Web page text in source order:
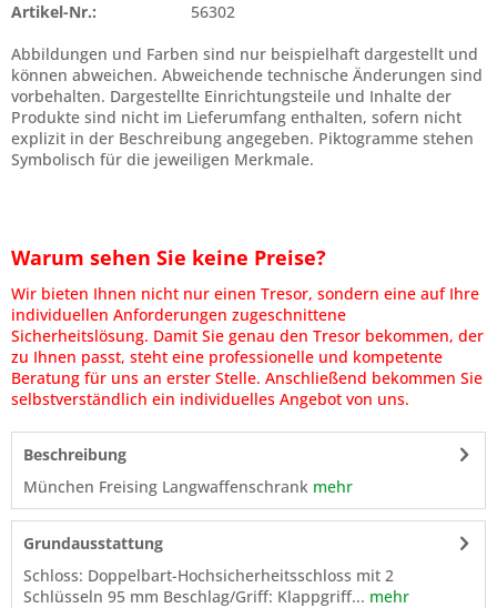
Artikel-Nr.:
56302
Abbildungen und Farben sind nur beispielhaft dargestellt und
können abweichen. Abweichende technische Änderungen sind
vorbehalten. Dargestellte Einrichtungsteile und Inhalte der
Produkte sind nicht im Lieferumfang enthalten, sofern nicht
explizit in der Beschreibung angegeben. Piktogramme stehen
Symbolisch für die jeweiligen Merkmale.
Warum sehen Sie keine Preise?
Wir bieten Ihnen nicht nur einen Tresor, sondern eine auf Ihre
individuellen Anforderungen zugeschnittene
Sicherheitslösung. Damit Sie genau den Tresor bekommen, der
zu Ihnen passt, steht eine professionelle und kompetente
Beratung für uns an erster Stelle. Anschließend bekommen Sie
selbstverständlich ein individuelles Angebot von uns.
Beschreibung
München Freising Langwaffenschrank mehr
Grundausstattung
Schloss: Doppelbart-Hochsicherheitsschloss mit 2
Schlüsseln 95 mm Beschlag/Griff: Klappgriff... mehr